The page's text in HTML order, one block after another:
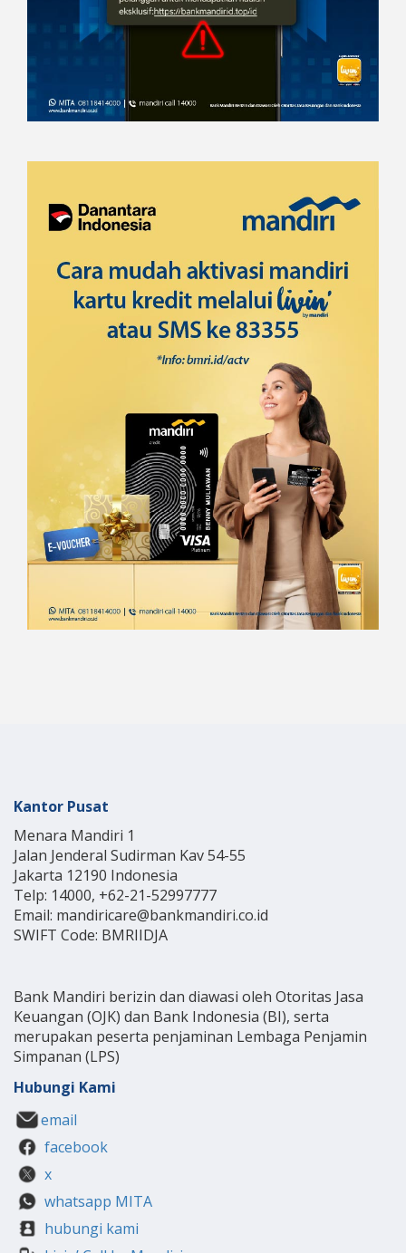
Kantor Pusat
Menara Mandiri 1
Jalan Jenderal Sudirman Kav 54-55
Jakarta 12190 Indonesia
Telp: 14000, +62-21-52997777
Email: mandiricare@bankmandiri.co.id
SWIFT Code: BMRIIDJA
Bank Mandiri berizin dan diawasi oleh Otoritas Jasa
Keuangan (OJK) dan Bank Indonesia (BI), serta
merupakan peserta penjaminan Lembaga Penjamin
Simpanan (LPS)
Hubungi Kami
email
facebook
x
whatsapp MITA
hubungi kami